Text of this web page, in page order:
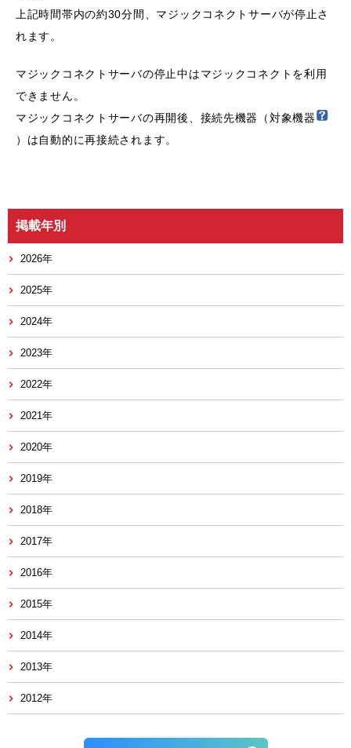
上記時間帯内の約30分間、マジックコネクトサーバが停止さ
れます。
マジックコネクトサーバの停止中はマジックコネクトを利用
できません。
マジックコネクトサーバの再開後、接続先機器（対象機器
）は自動的に再接続されます。
掲載年別
2026年
2025年
2024年
2023年
2022年
2021年
2020年
2019年
2018年
2017年
2016年
2015年
2014年
2013年
2012年